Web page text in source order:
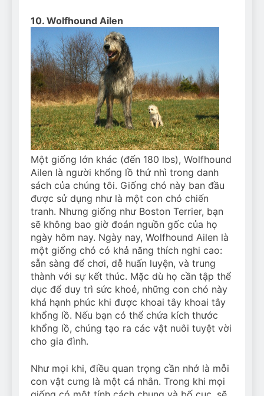
10. Wolfhound Ailen
Một giống lớn khác (đến 180 lbs), Wolfhound
Ailen là người khổng lồ thứ nhì trong danh
sách của chúng tôi. Giống chó này ban đầu
được sử dụng như là một con chó chiến
tranh. Nhưng giống như Boston Terrier, bạn
sẽ không bao giờ đoán nguồn gốc của họ
ngày hôm nay. Ngày nay, Wolfhound Ailen là
một giống chó có khả năng thích nghi cao:
sẵn sàng để chơi, dễ huấn luyện, và trung
thành với sự kết thúc. Mặc dù họ cần tập thể
dục để duy trì sức khoẻ, những con chó này
khá hạnh phúc khi được khoai tây khoai tây
khổng lồ. Nếu bạn có thể chứa kích thước
khổng lồ, chúng tạo ra các vật nuôi tuyệt vời
cho gia đình.
Như mọi khi, điều quan trọng cần nhớ là mỗi
con vật cưng là một cá nhân. Trong khi mọi